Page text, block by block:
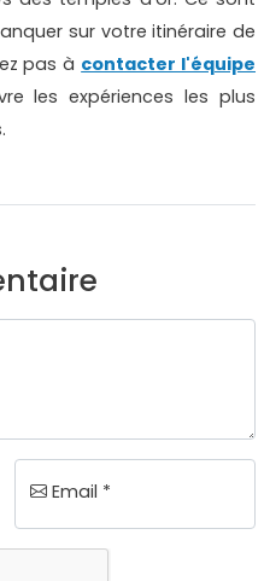
sur votre itinéraire de
pas à contacter l'équipe
les expériences les plus
Email *